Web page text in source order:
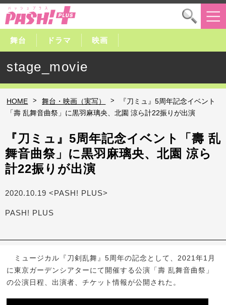
舞台 ドラマ 映画
stage_movie
HOME > 舞台・映画（実写） >
『刀ミュ』5周年記念イベント
「壽 乱舞音曲祭」に黒羽麻璃央、北園 涼ら計22振りが出演
『刀ミュ』5周年記念イベント「壽 乱
舞音曲祭」に黒羽麻璃央、北園 涼ら
計22振りが出演
2020.10.19 <PASH! PLUS>
PASH! PLUS
ミュージカル『刀剣乱舞』5周年の記念として、2021年1月
に東京ガーデンシアターにて開催する公演「壽 乱舞音曲祭」
の公演日程、出演者、チケット情報が公開された。